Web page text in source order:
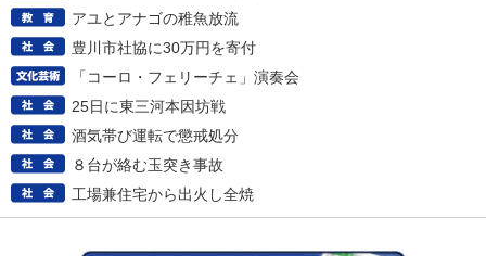
アユとアナゴの稚魚放流
豊川市社協に30万円を寄付
「コーロ・フェリーチェ」演奏会
25日に東三河本因坊戦
酒気帯び運転で懲戒処分
８台が絡む玉突き事故
工場兼住宅から出火し全焼